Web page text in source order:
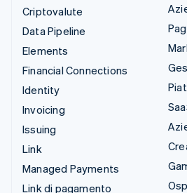
Criptovalute
Data Pipeline
Elements
Financial Connections
Identity
Invoicing
Issuing
Link
Managed Payments
Link di pagamento